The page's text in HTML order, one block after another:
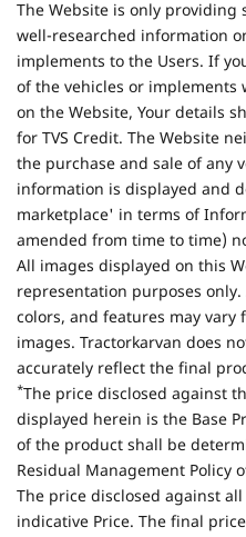
The Website is only
well-researched information
implements to the Users. If
of the vehicles or
on the Website, Your details
for TVS Credit. The Website
the purchase and sale of any
information is displayed and
marketplace' in terms of
amended from time to time)
All images displayed on this
representation purposes
colors, and features may vary
images. Tractorkarvan does
accurately reflect the final
*The price disclosed against
displayed herein is the Base
of the product shall be
Residual Management Policy
The price disclosed against
indicative Price. The final